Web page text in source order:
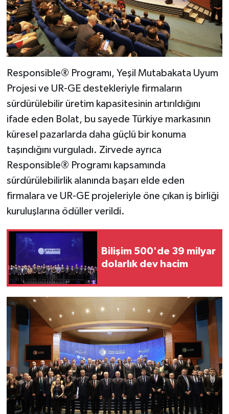
Responsible® Programı, Yeşil Mutabakata Uyum
Projesi ve UR-GE destekleriyle firmaların
sürdürülebilir üretim kapasitesinin artırıldığını
ifade eden Bolat, bu sayede Türkiye markasının
küresel pazarlarda daha güçlü bir konuma
taşındığını vurguladı. Zirvede ayrıca
Responsible® Programı kapsamında
sürdürülebilirlik alanında başarı elde eden
firmalara ve UR-GE projeleriyle öne çıkan iş birliği
kuruluşlarına ödüller verildi.
Bilişim 500'de 39 milyar
dolarlık dev hacim